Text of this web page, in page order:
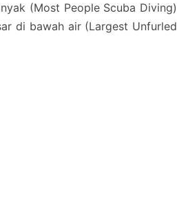
(Most People Scuba Diving)
di bawah air (Largest Unfurled